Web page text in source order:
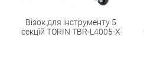
Візок для інструменту 5
секцій TORIN TBR-L4005-X